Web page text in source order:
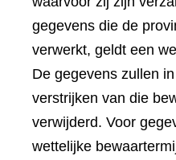
gegevens die de
verwerkt, geldt een
De gegevens zullen
verstrijken van die
verwijderd. Voor
wettelijke